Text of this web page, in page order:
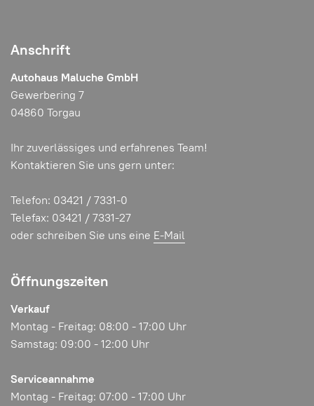
Anschrift
Autohaus Maluche GmbH
Gewerbering 7
04860 Torgau
Ihr zuverlässiges und erfahrenes Team!
Kontaktieren Sie uns gern unter:
Telefon: 03421 / 7331-0
Telefax: 03421 / 7331-27
oder schreiben Sie uns eine E-Mail
Öffnungszeiten
Verkauf
Montag - Freitag: 08:00 - 17:00 Uhr
Samstag: 09:00 - 12:00 Uhr
Serviceannahme
Montag - Freitag: 07:00 - 17:00 Uhr